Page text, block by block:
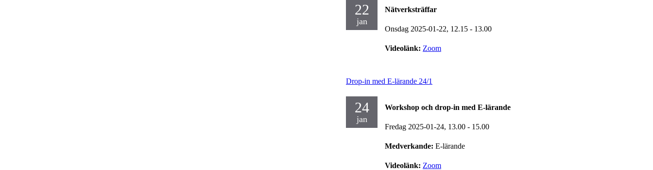
22
jan
Nätverksträffar
Onsdag 2025-01-22, 12.15 - 13.00
Videolänk: Zoom
Drop-in med E-lärande 24/1
24
jan
Workshop och drop-in med E-lärande
Fredag 2025-01-24, 13.00 - 15.00
Medverkande: E-lärande
Videolänk: Zoom